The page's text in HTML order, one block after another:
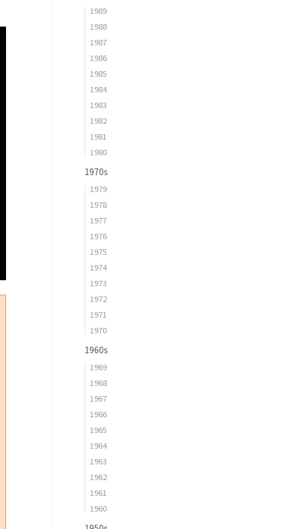
1989
1988
1987
1986
1985
1984
1983
1982
1981
1980
1970s
1979
1978
1977
1976
1975
1974
1973
1972
1971
1970
1960s
1969
1968
1967
1966
1965
1964
1963
1962
1961
1960